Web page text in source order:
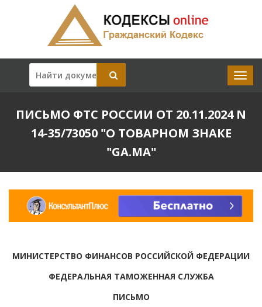
ПИСЬМО ФТС РОССИИ ОТ 20.11.2024 N
14-35/73050 "О ТОВАРНОМ ЗНАКЕ
"GA.MA"
МИНИСТЕРСТВО ФИНАНСОВ РОССИЙСКОЙ ФЕДЕРАЦИИ
ФЕДЕРАЛЬНАЯ ТАМОЖЕННАЯ СЛУЖБА
ПИСЬМО